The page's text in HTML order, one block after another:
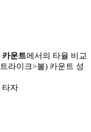
카운트에서의 타율 비교
라이크>볼) 카운트 성
타자